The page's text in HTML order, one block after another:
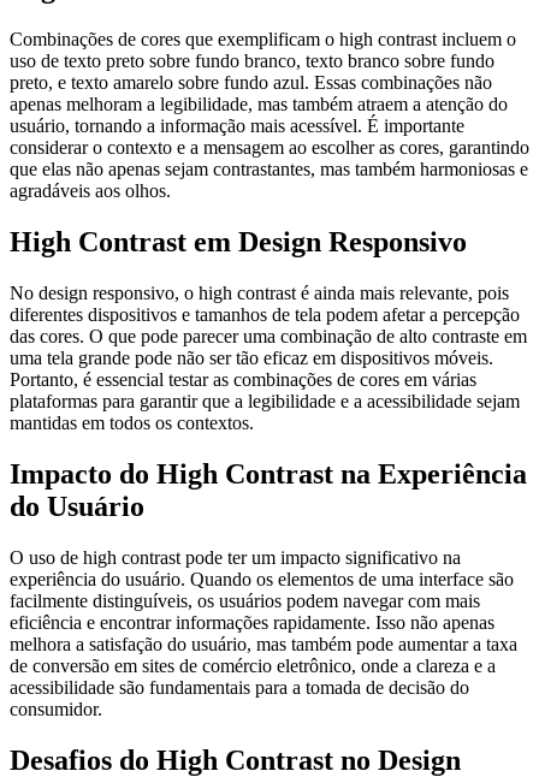
Combinações de cores que exemplificam o high contrast incluem o
uso de texto preto sobre fundo branco, texto branco sobre fundo
preto, e texto amarelo sobre fundo azul. Essas combinações não
apenas melhoram a legibilidade, mas também atraem a atenção do
usuário, tornando a informação mais acessível. É importante
considerar o contexto e a mensagem ao escolher as cores, garantindo
que elas não apenas sejam contrastantes, mas também harmoniosas e
agradáveis aos olhos.
High Contrast em Design Responsivo
No design responsivo, o high contrast é ainda mais relevante, pois
diferentes dispositivos e tamanhos de tela podem afetar a percepção
das cores. O que pode parecer uma combinação de alto contraste em
uma tela grande pode não ser tão eficaz em dispositivos móveis.
Portanto, é essencial testar as combinações de cores em várias
plataformas para garantir que a legibilidade e a acessibilidade sejam
mantidas em todos os contextos.
Impacto do High Contrast na Experiência
do Usuário
O uso de high contrast pode ter um impacto significativo na
experiência do usuário. Quando os elementos de uma interface são
facilmente distinguíveis, os usuários podem navegar com mais
eficiência e encontrar informações rapidamente. Isso não apenas
melhora a satisfação do usuário, mas também pode aumentar a taxa
de conversão em sites de comércio eletrônico, onde a clareza e a
acessibilidade são fundamentais para a tomada de decisão do
consumidor.
Desafios do High Contrast no Design